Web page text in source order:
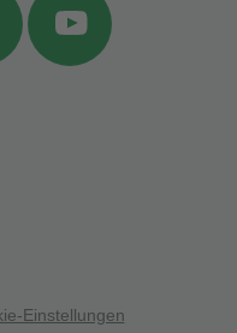
Einstellungen